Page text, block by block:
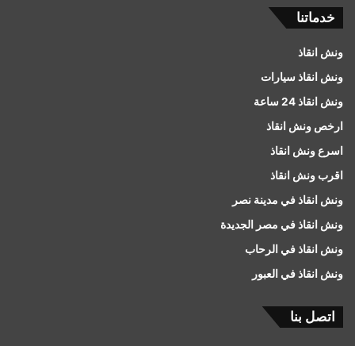
خدماتنا
ونش انقاذ
ونش انقاذ سيارات
ونش انقاذ 24 ساعة
ارخص ونش انقاذ
اسرع ونش انقاذ
اقرب ونش انقاذ
ونش انقاذ في مدينة نصر
ونش انقاذ في مصر الجديدة
ونش انقاذ في الرحاب
ونش انقاذ في العبور
اتصل بنا